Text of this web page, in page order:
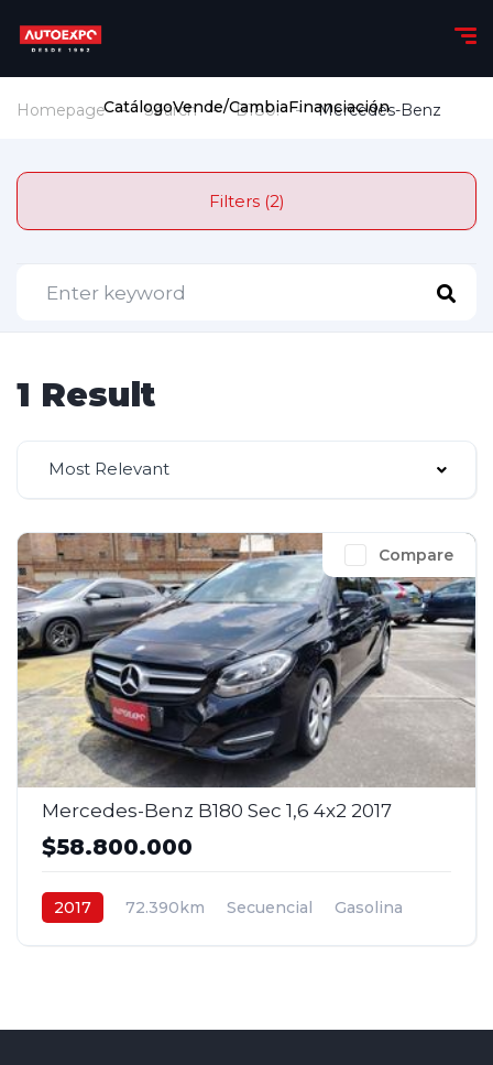
CatálogoVende/CambiaFinanciación
Homepage Search B180. Mercedes-Benz
Filters (2)
1 Result
Most Relevant
Compare
Mercedes-Benz B180 Sec 1,6 4x2 2017
$58.800.000
2017 72.390km Secuencial
Gasolina